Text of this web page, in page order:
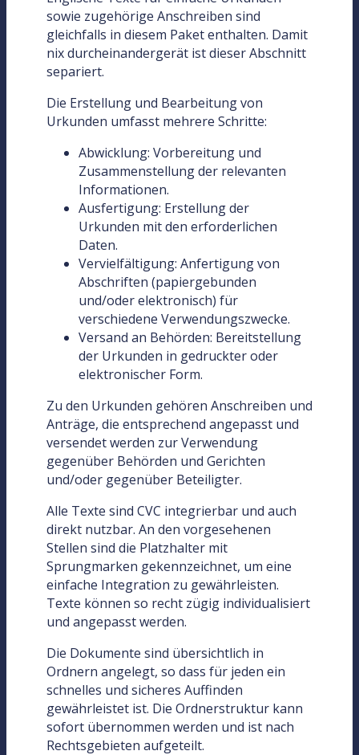
sowie zugehörige Anschreiben sind
gleichfalls in diesem Paket enthalten. Damit
nix durcheinandergerät ist dieser Abschnitt
separiert.
Die Erstellung und Bearbeitung von
Urkunden umfasst mehrere Schritte:
Abwicklung: Vorbereitung und
Zusammenstellung der relevanten
Informationen.
Ausfertigung: Erstellung der
Urkunden mit den erforderlichen
Daten.
Vervielfältigung: Anfertigung von
Abschriften (papiergebunden
und/oder elektronisch) für
verschiedene Verwendungszwecke.
Versand an Behörden: Bereitstellung
der Urkunden in gedruckter oder
elektronischer Form.
Zu den Urkunden gehören Anschreiben und
Anträge, die entsprechend angepasst und
versendet werden zur Verwendung
gegenüber Behörden und Gerichten
und/oder gegenüber Beteiligter.
Alle Texte sind CVC integrierbar und auch
direkt nutzbar. An den vorgesehenen
Stellen sind die Platzhalter mit
Sprungmarken gekennzeichnet, um eine
einfache Integration zu gewährleisten.
Texte können so recht zügig individualisiert
und angepasst werden.
Die Dokumente sind übersichtlich in
Ordnern angelegt, so dass für jeden ein
schnelles und sicheres Auffinden
gewährleistet ist. Die Ordnerstruktur kann
sofort übernommen werden und ist nach
Rechtsgebieten aufgeteilt.